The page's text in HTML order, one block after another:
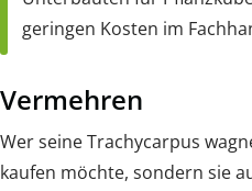
geringen Kosten im
Vermehren
Wer seine Trachycarpus
kaufen möchte, sondern sie